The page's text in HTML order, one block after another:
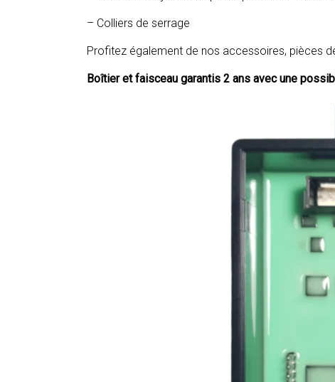
– Colliers de serrage
Profitez également de nos accessoires, pièces
Boîtier et faisceau garantis 2 ans avec une